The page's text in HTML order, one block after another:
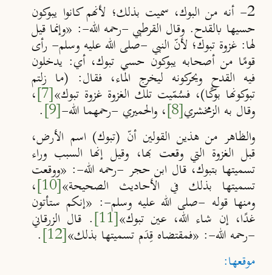
2- أنه من البوك، سميت بذلك؛ لأنهم كانوا يبوكون
حسيها بالقدح. وقال القرطبي -رحمه الله-: «وإنما قيل
لها: غزوة تبوك؛ لأنّ النبي -صلى الله عليه وسلم- رأى
قومًا من أصحابه يبوكون حسي تبوك، أي: يدخلون
فيه القدح ويحركونه ليخرج الماء، فقال: (ما زلتم
تبوكونها بوكًا)، فسُمّيت تلك الغزوة غزوة تبوك»[7] ،
وقال به الزمخشري[8] ، والحميري -رحمهما الله-[9]
.
والظاهر من هذين القولين أنّ (تبوك) اسم الأرض،
قبل الغزوة التي وقعت بها، وقيل إنها السبب وراء
تسميتها بتبوك، قال ابن حجر -رحمه الله-: «ووقعت
تسميتها بذلك في الأحاديث الصحيحة»[10] ،
ومنها قوله -صلى الله عليه وسلم-: «إنكم ستأتون
غدًا، إن شاء الله، عين تبوك»[11] . قال الزرقاني
-رحمه الله-: «فمقتضاه قِدَم تسميتها بذلك»[12]
.
موقعها: